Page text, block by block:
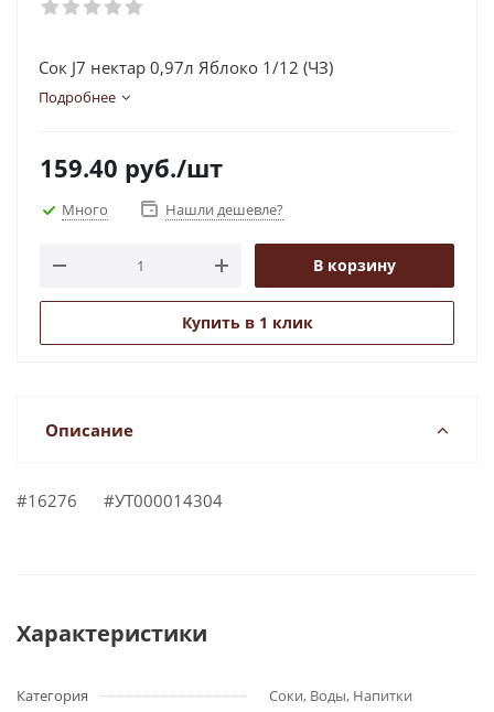
Сок J7 нектар 0,97л Яблоко 1/12 (ЧЗ)
Подробнее
159.40 руб./шт
Много Нашли дешевле?
В корзину
Купить в 1 клик
Описание
#16276 #УТ000014304
Характеристики
Категория
Соки, Воды, Напитки